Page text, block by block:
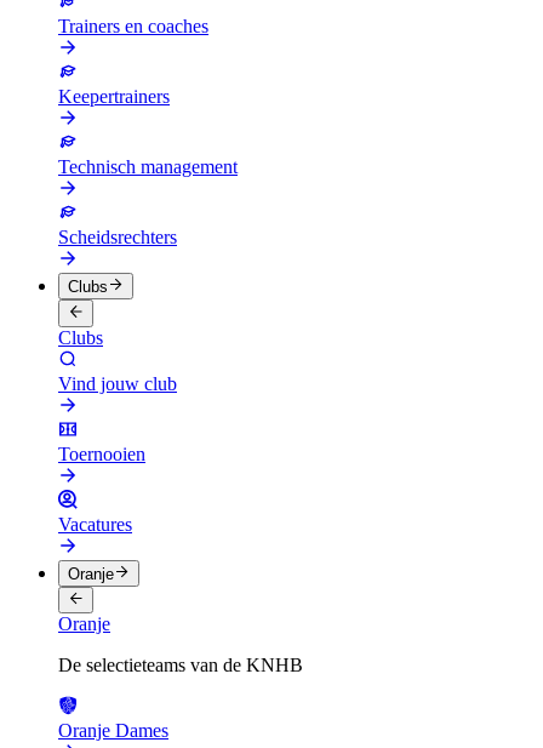
Trainers en coaches
Keepertrainers
Technisch management
Scheidsrechters
Clubs
Clubs
Vind jouw club
Toernooien
Vacatures
Oranje
Oranje
De selectieteams van de KNHB
Oranje Dames